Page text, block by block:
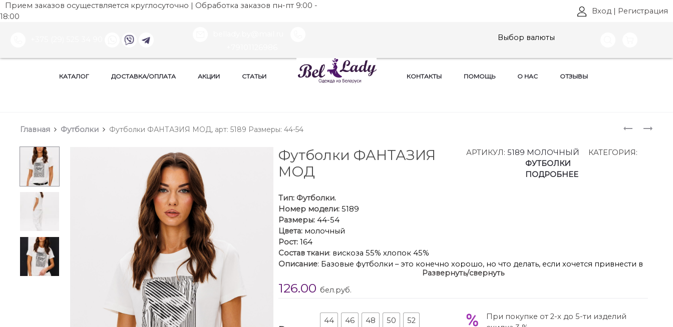
Прием заказов осуществляется круглосуточно | Обработка заказов пн-пт 9:00 -
18:00
Вход | Регистрация
Выбор валюты
КАТАЛОГ ДОСТАВКА/ОПЛАТА АКЦИИ СТАТЬИ КОНТАКТЫ ПОМОЩЬ О НАС ОТЗЫВЫ
МОД,
МОД,
Главная Футболки Футболки ФАНТАЗИЯ МОД, арт: 5189 Размеры: 44-54
Футболки ФАНТАЗИЯ
МОД
АРТИКУЛ: 5189 МОЛОЧНЫЙ
КАТЕГОРИЯ:
ФУТБОЛКИ
ПОДРОБНЕЕ
Тип: Футболки.
Номер модели:5189
Размеры:44-54
Цвета: молочный
Рост: 164
Состав ткани: вискоза 55% хлопок 45%
Описание: Базовые футболки – это конечно хорошо, но что делать, если хочется привнести в
образ яркости, иронии и немного артистизма? Лучший способ выразить себя – выбрать
вариант с классным говорящим принтом. Футболка классического кроя с втачным рукавом.
Длина футболки около 60 см. Длина рукава около 15 см.
Развернуть/свернуть
126.00 бел.руб.
44 46 48 50 52
При покупке от 2-х до 5-ти изделий